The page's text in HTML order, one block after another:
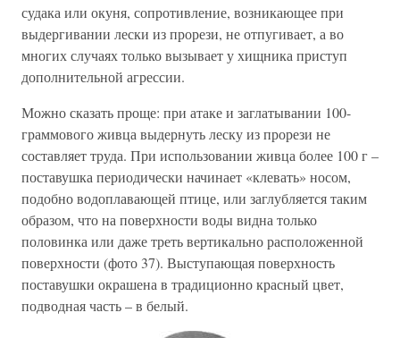
судака или окуня, сопротивление, возникающее при
выдергивании лески из прорези, не отпугивает, а во
многих случаях только вызывает у хищника приступ
дополнительной агрессии.
Можно сказать проще: при атаке и заглатывании 100-
граммового живца выдернуть леску из прорези не
составляет труда. При использовании живца более 100 г –
поставушка периодически начинает «клевать» носом,
подобно водоплавающей птице, или заглубляется таким
образом, что на поверхности воды видна только
половинка или даже треть вертикально расположенной
поверхности (фото 37). Выступающая поверхность
поставушки окрашена в традиционно красный цвет,
подводная часть – в белый.